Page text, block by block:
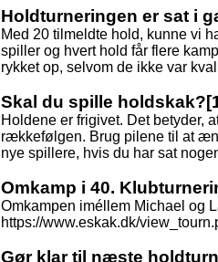
Holdturneringen er sat i
Med 20 tilmeldte hold, kunne vi
spiller og hvert hold får flere
rykket op, selvom de ikke var
Skal du spille holdskak?
Holdene er frigivet. Det betyder,
rækkefølgen. Brug pilene til at
nye spillere, hvis du har sat
Omkamp i 40.
Omkampen iméllem Michael og
https://www.eskak.dk/
Gør klar til næste